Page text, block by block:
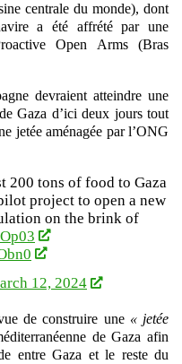
centrale du monde), dont
a été affrété par une
Open Arms (Bras
devraient atteindre une
Gaza d’ici deux jours tout
jetée aménagée par l’ONG
200 tons of food to Gaza
project to open a new
on the brink of
12, 2024
de construire une « jetée
de Gaza afin
entre Gaza et le reste du